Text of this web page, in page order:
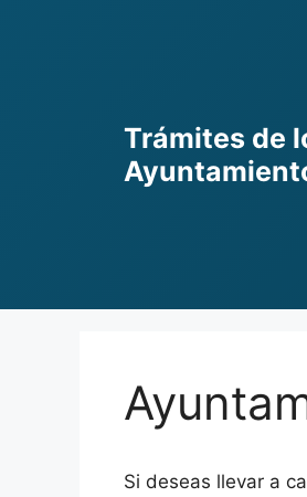
Trámites de
Si deseas llevar a